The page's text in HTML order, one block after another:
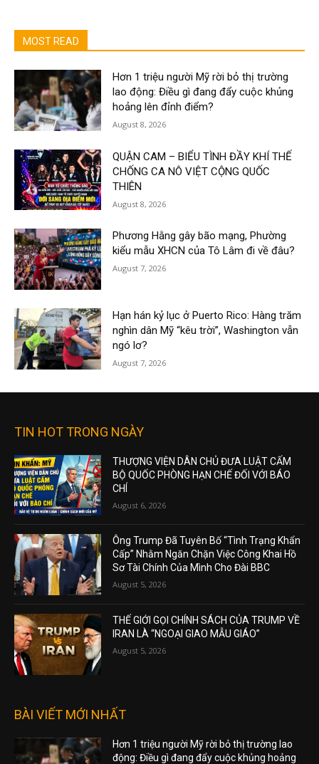
MOST READ
Hơn 1 triệu người Mỹ rời bỏ thị trường
lao động: Điều gì đang đẩy cuộc khủng
hoảng lên đỉnh điểm?
August 8, 2026
QUẬN CAM – BIỂU TÌNH ĐẦY KHÍ THẾ
CHỐNG CA NÔ VIỆT CỘNG QUỐC
THIÊN
August 8, 2026
Phương Hằng gây bão mạng, Phường
kiểu mẫu XHCN của Tô Lâm đi về đâu?
August 7, 2026
Hạn hán kỷ lục ở Puerto Rico: Hàng trăm
nghìn dân Mỹ “kêu trời”, Washington vẫn
ngó lơ?
August 7, 2026
TIN HOT TRONG NGÀY
THƯỢNG VIỆN DÂN CHỦ ĐƯA LUẬT CẤM
BỘ QUỐC PHÒNG HẠN CHẾ ĐỐI VỚI BÁO
CHÍ
August 6, 2026
Ông Trump Đã Tuyên Bố “Tình Trạng Khẩn
Cấp” Nhằm Ngăn Chặn Việc Công Khai Hồ
Sơ Tài Chính Của Mình Cho Đài BBC
August 5, 2026
THẾ GIỚI GỌI CHÍNH SÁCH CỦA TRUMP VỀ
IRAN LÀ “NGOẠI GIAO MẪU GIÁO”
August 5, 2026
BÀI VIẾT MỚI NHẤT
Hơn 1 triệu người Mỹ rời bỏ thị trường lao
động: Điều gì đang đẩy cuộc khủng hoảng